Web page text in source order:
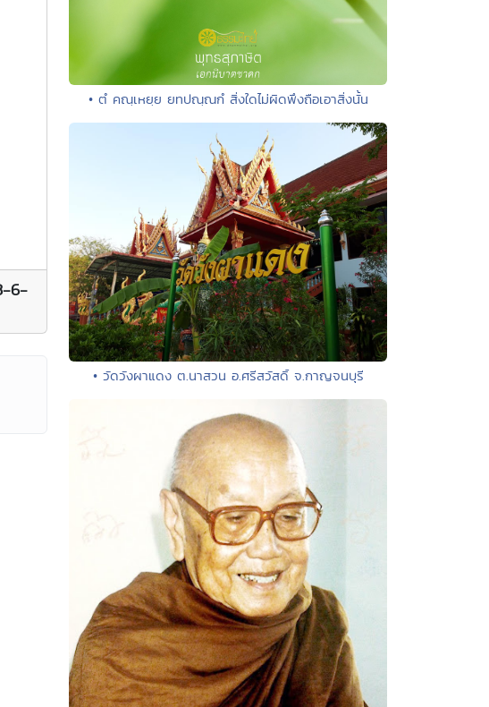
6-
• ตํ คณฺเหยฺย ยทปณฺณกํ สิ่งใดไม่ผิดพึงถือเอาสิ่งนั้น
• วัดวังผาแดง ต.นาสวน อ.ศรีสวัสดิ์ จ.กาญจนบุรี